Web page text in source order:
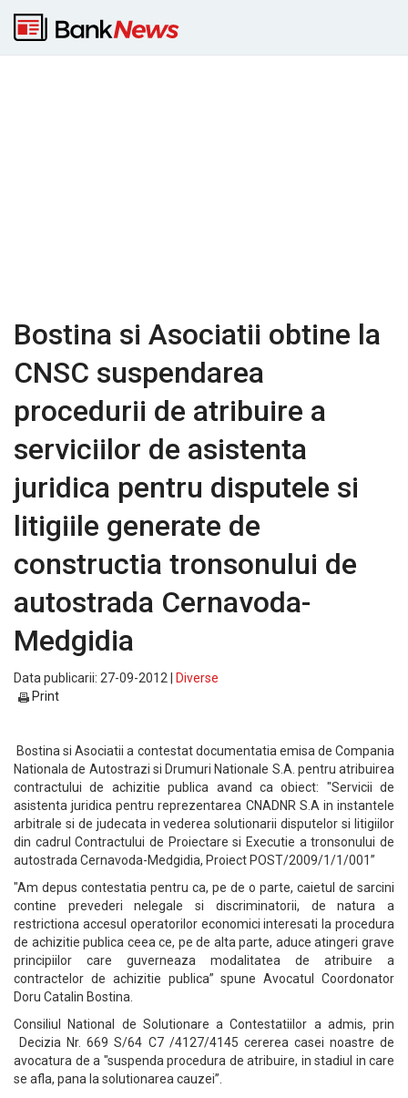
Bostina si Asociatii obtine la
CNSC suspendarea
procedurii de atribuire a
serviciilor de asistenta
juridica pentru disputele si
litigiile generate de
constructia tronsonului de
autostrada Cernavoda-
Medgidia
Data publicarii: 27-09-2012 |
Diverse
Print
Bostina si Asociatii a contestat documentatia emisa de Compania
Nationala de Autostrazi si Drumuri Nationale S.A. pentru atribuirea
contractului de achizitie publica avand ca obiect: "Servicii de
asistenta juridica pentru reprezentarea CNADNR S.A in instantele
arbitrale si de judecata in vederea solutionarii disputelor si litigiilor
din cadrul Contractului de Proiectare si Executie a tronsonului de
autostrada Cernavoda-Medgidia, Proiect POST/2009/1/1/001”
"Am depus contestatia pentru ca, pe de o parte, caietul de sarcini
contine prevederi nelegale si discriminatorii, de natura a
restrictiona accesul operatorilor economici interesati la procedura
de achizitie publica ceea ce, pe de alta parte, aduce atingeri grave
principiilor care guverneaza modalitatea de atribuire a
contractelor de achizitie publica” spune Avocatul Coordonator
Doru Catalin Bostina.
Consiliul National de Solutionare a Contestatiilor a admis, prin
Decizia Nr. 669 S/64 C7 /4127/4145 cererea casei noastre de
avocatura de a "suspenda procedura de atribuire, in stadiul in care
se afla, pana la solutionarea cauzei”.